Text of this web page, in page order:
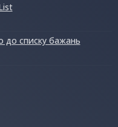
до списку бажань